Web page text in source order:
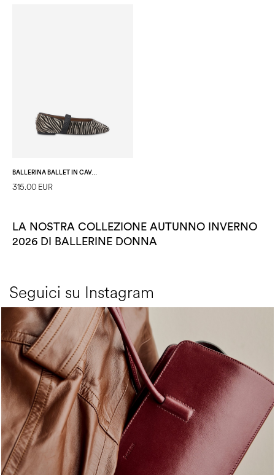
BALLERINA BALLET IN CAVALLINO STAMPATO ZEBRA
315.00 EUR
LA NOSTRA COLLEZIONE AUTUNNO INVERNO
2026 DI BALLERINE DONNA
Seguici su Instagram
Classy, sassy, trendy - the new Pollini Lady Bag is ...